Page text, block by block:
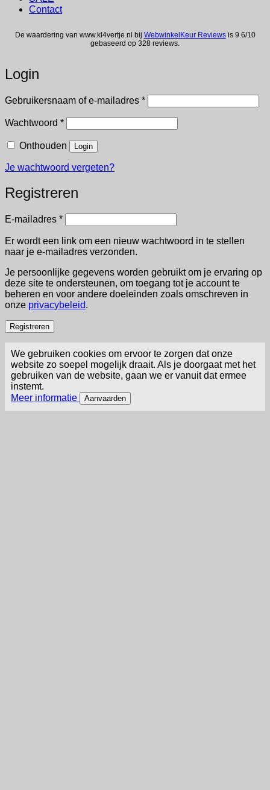
Contact
De waardering van www.kl4vertje.nl bij WebwinkelKeur Reviewsis 9.6/10
gebaseerd op 328 reviews.
Login
Gebruikersnaam of e-mailadres *Vereist
Wachtwoord *Vereist
Onthouden Login
Je wachtwoord vergeten?
Registreren
E-mailadres *Vereist
Er wordt een link om een nieuw wachtwoord in te stellen
naar je e-mailadres verzonden.
Je persoonlijke gegevens worden gebruikt om je ervaring op
deze site te ondersteunen, om toegang tot je account te
beheren en voor andere doeleinden zoals omschreven in
onze privacybeleid.
Registreren
We gebruiken cookies om ervoor te zorgen dat onze
website zo soepel mogelijk draait. Als je doorgaat met het
gebruiken van de website, gaan we er vanuit dat ermee
instemt.
Meer informatie
Aanvaarden